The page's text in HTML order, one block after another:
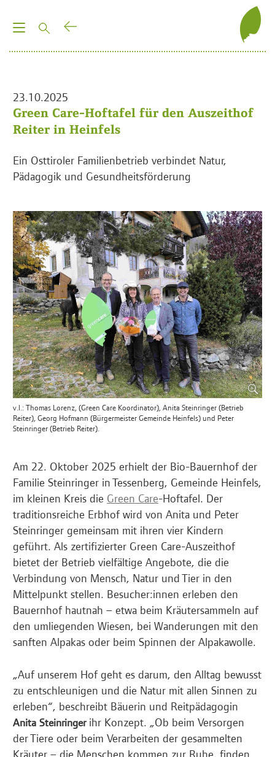
T
l
e
n
v
i
t
i
o
n
23.10.2025
Green Care-Hoftafel für den Auszeithof
Reiter in Heinfels
Ein Osttiroler Familienbetrieb verbindet Natur,
Pädagogik und Gesundheitsförderung
v.l.: Thomas Lorenz, (Green Care Koordinator), Anita Steinringer (Betrieb
Reiter), Georg Hofmann (Bürgermeister Gemeinde Heinfels) und Peter
Steinringer (Betrieb Reiter).
Am 22. Oktober 2025 erhielt der Bio-Bauernhof der
Familie Steinringer in Tessenberg, Gemeinde Heinfels,
im kleinen Kreis die Green Care-Hoftafel. Der
traditionsreiche Erbhof wird von Anita und Peter
Steinringer gemeinsam mit ihren vier Kindern
geführt. Als zertifizierter Green Care-Auszeithof
bietet der Betrieb vielfältige Angebote, die die
Verbindung von Mensch, Natur und Tier in den
Mittelpunkt stellen. Besucher:innen erleben den
Bauernhof hautnah – etwa beim Kräutersammeln auf
den umliegenden Wiesen, bei Wanderungen mit den
sanften Alpakas oder beim Spinnen der Alpakawolle.
„Auf unserem Hof geht es darum, den Alltag bewusst
zu entschleunigen und die Natur mit allen Sinnen zu
erleben“, beschreibt Bäuerin und Reitpädagogin
Anita Steinringerihr Konzept. „Ob beim Versorgen
der Tiere oder beim Verarbeiten der gesammelten
Kräuter – die Menschen kommen zur Ruhe, finden